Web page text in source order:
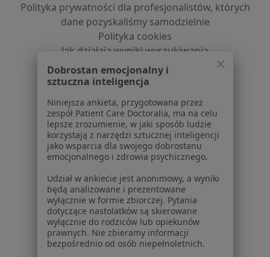
Polityka prywatności dla profesjonalistów, których
dane pozyskaliśmy samodzielnie
Polityka cookies
Jak działają wyniki wyszukiwania
Dostępność
O nas
Partnerzy
Centrum prasowe
Kontakt
Dla pacjentów
Lekarze
Placówki medyczne
Pytania i odpowiedzi
Usługi i zabiegi
Choroby
Dobrostan emocjonalny i
sztuczna inteligencja
Niniejsza ankieta, przygotowana przez
zespół Patient Care Doctoralia, ma na celu
lepsze zrozumienie, w jaki sposób ludzie
korzystają z narzędzi sztucznej inteligencji
jako wsparcia dla swojego dobrostanu
emocjonalnego i zdrowia psychicznego.
Udział w ankiecie jest anonimowy, a wyniki
będą analizowane i prezentowane
wyłącznie w formie zbiorczej. Pytania
dotyczące nastolatków są skierowane
wyłącznie do rodziców lub opiekunów
prawnych. Nie zbieramy informacji
bezpośrednio od osób niepełnoletnich.